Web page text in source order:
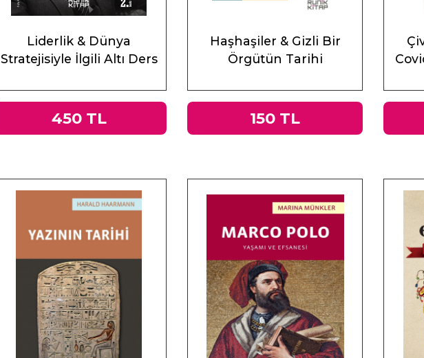
Liderlik & Dünya
Stratejisiyle İlgili Altı Ders
450 TL
Haşhaşiler & Gizli Bir
Örgütün Tarihi
150 TL